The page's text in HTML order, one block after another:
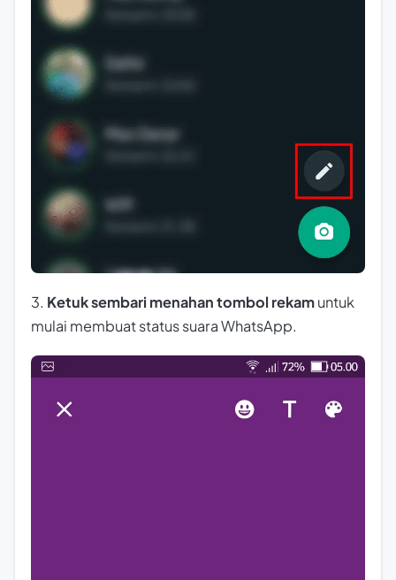
3. Ketuk sembari menahan tombol rekamuntuk
mulai membuat status suara WhatsApp.